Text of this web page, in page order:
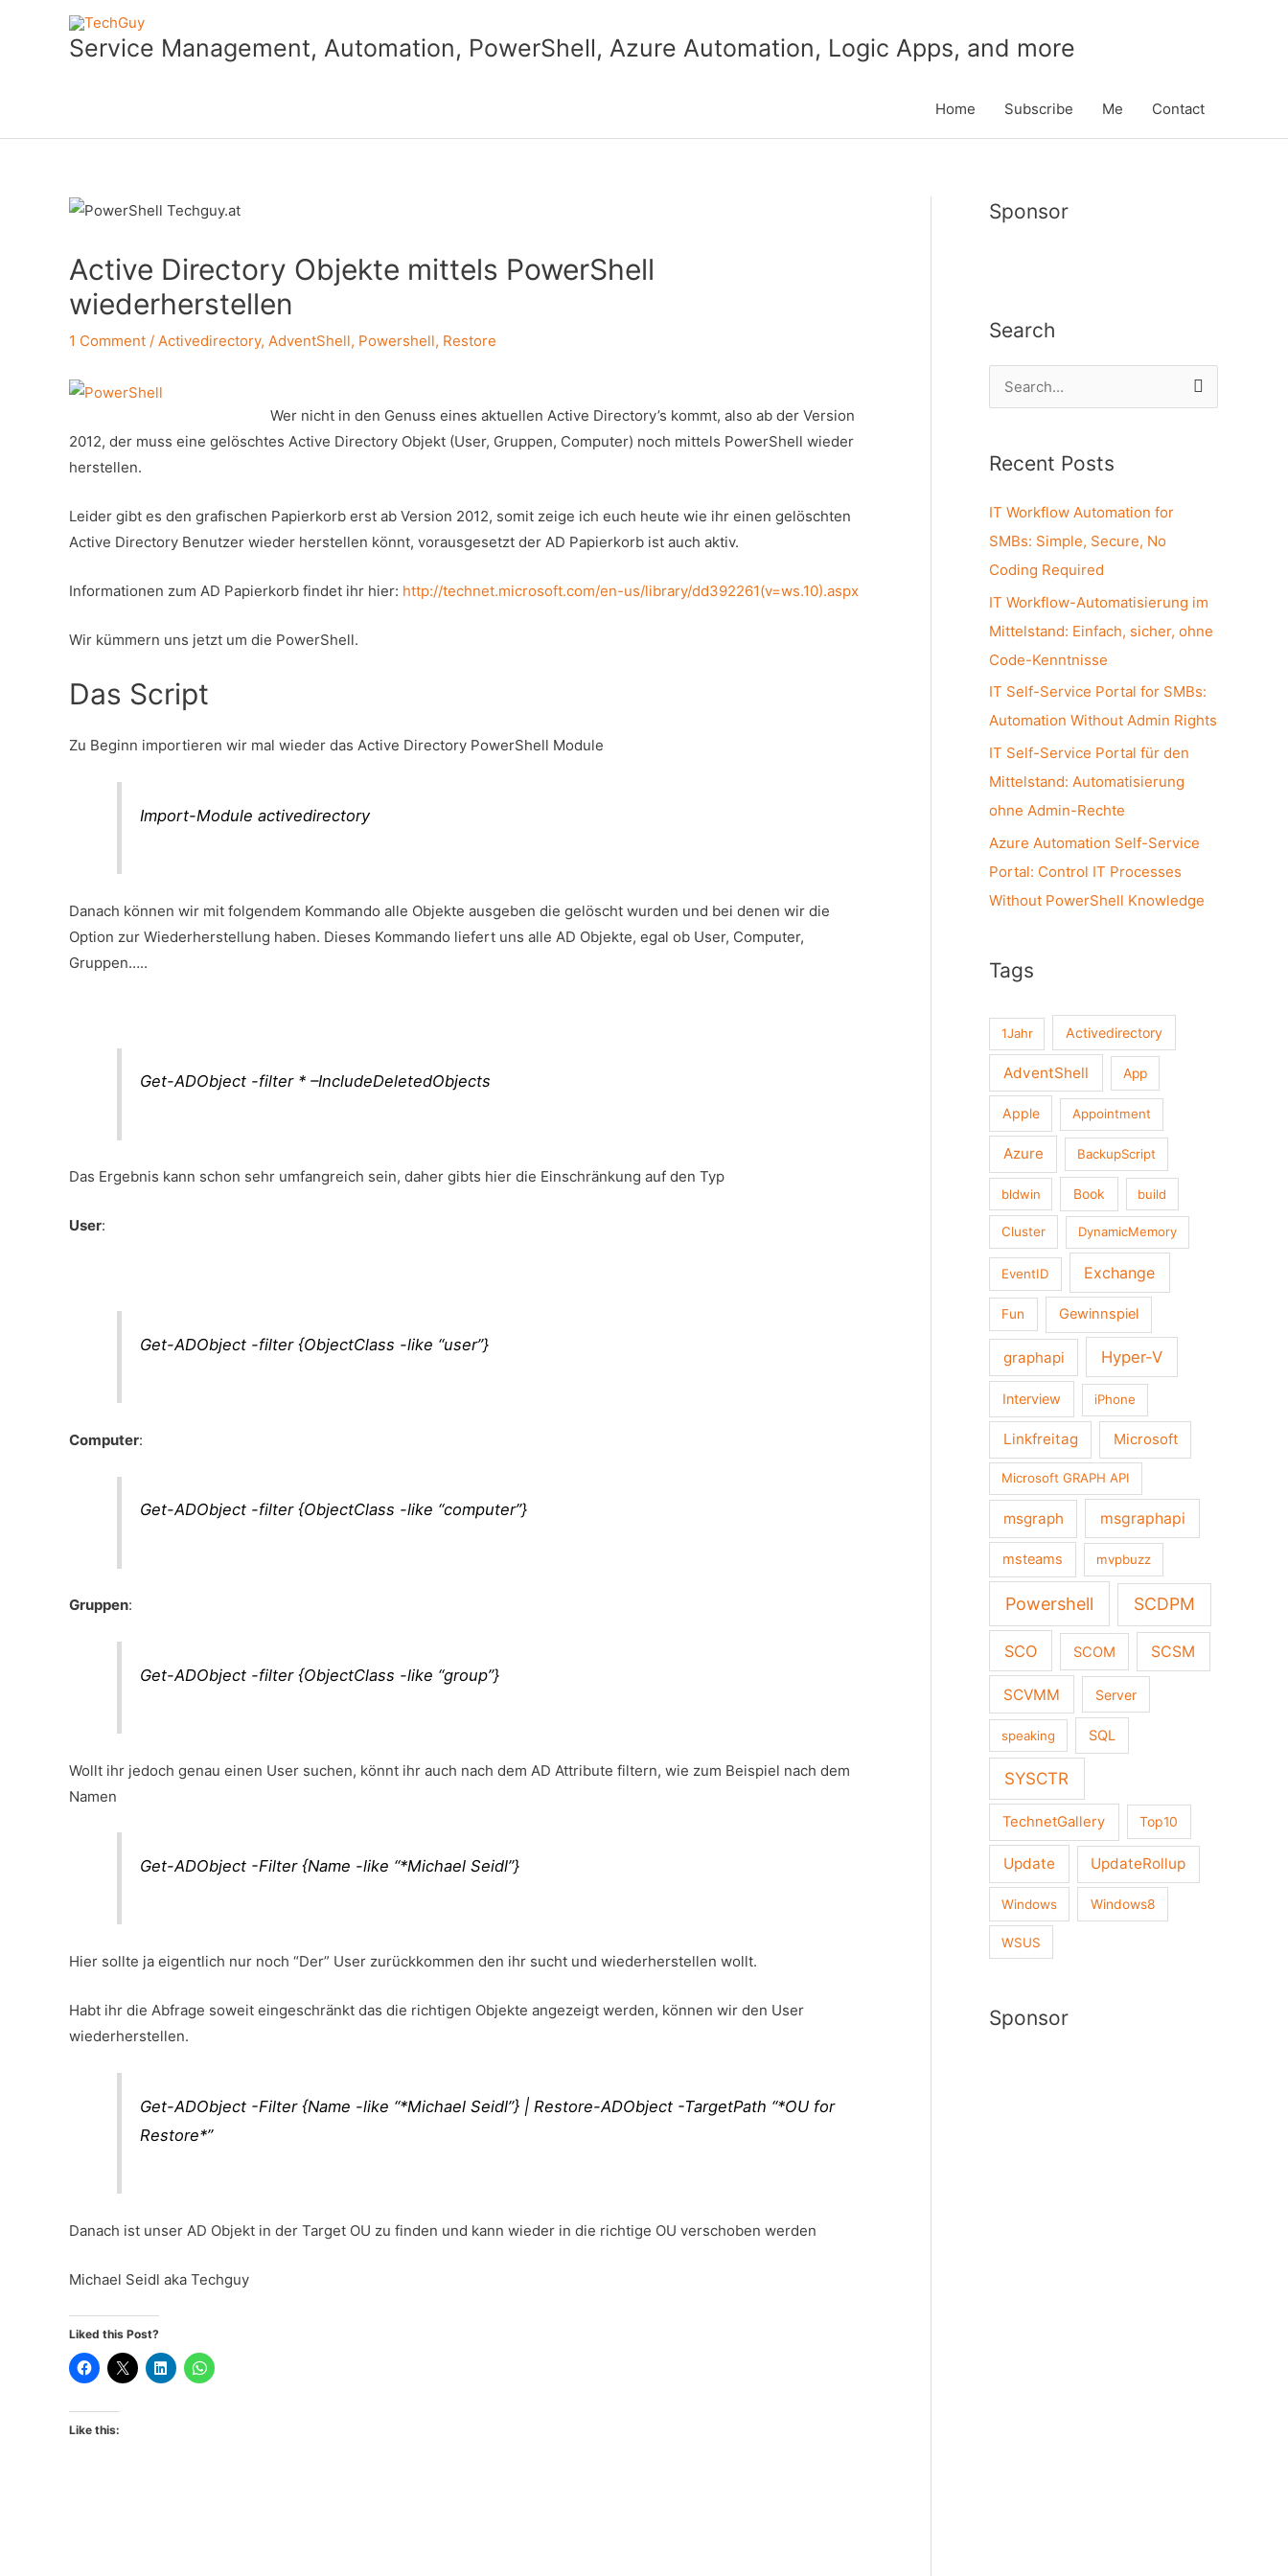
Service Management, Automation, PowerShell, Azure Automation, Logic Apps, and more
Home Subscribe Me Contact
Active Directory Objekte mittels PowerShell
wiederherstellen
1 Comment / Activedirectory, AdventShell, Powershell, Restore
Wer nicht in den Genuss eines aktuellen Active Directory’s kommt, also ab der Version
2012, der muss eine gelöschtes Active Directory Objekt (User, Gruppen, Computer) noch mittels PowerShell wieder
herstellen.
Leider gibt es den grafischen Papierkorb erst ab Version 2012, somit zeige ich euch heute wie ihr einen gelöschten
Active Directory Benutzer wieder herstellen könnt, vorausgesetzt der AD Papierkorb ist auch aktiv.
Informationen zum AD Papierkorb findet ihr hier: http://technet.microsoft.com/en-us/library/dd392261(v=ws.10).aspx
Wir kümmern uns jetzt um die PowerShell.
Das Script
Zu Beginn importieren wir mal wieder das Active Directory PowerShell Module
Import-Module activedirectory
Danach können wir mit folgendem Kommando alle Objekte ausgeben die gelöscht wurden und bei denen wir die
Option zur Wiederherstellung haben. Dieses Kommando liefert uns alle AD Objekte, egal ob User, Computer,
Gruppen…..
Get-ADObject -filter * –IncludeDeletedObjects
Das Ergebnis kann schon sehr umfangreich sein, daher gibts hier die Einschränkung auf den Typ
User:
Get-ADObject -filter {ObjectClass -like “user”}
Computer:
Get-ADObject -filter {ObjectClass -like “computer”}
Gruppen:
Get-ADObject -filter {ObjectClass -like “group”}
Wollt ihr jedoch genau einen User suchen, könnt ihr auch nach dem AD Attribute filtern, wie zum Beispiel nach dem
Namen
Get-ADObject -Filter {Name -like “*Michael Seidl”}
Hier sollte ja eigentlich nur noch “Der” User zurückkommen den ihr sucht und wiederherstellen wollt.
Habt ihr die Abfrage soweit eingeschränkt das die richtigen Objekte angezeigt werden, können wir den User
wiederherstellen.
Get-ADObject -Filter {Name -like “*Michael Seidl”} | Restore-ADObject -TargetPath “*OU for
Restore*”
Danach ist unser AD Objekt in der Target OU zu finden und kann wieder in die richtige OU verschoben werden
Michael Seidl aka Techguy
Liked this Post?
Like this:
Sponsor
Search
e
r
h
f
o
r
:
Recent Posts
IT Workflow Automation for
SMBs: Simple, Secure, No
Coding Required
IT Workflow-Automatisierung im
Mittelstand: Einfach, sicher, ohne
Code-Kenntnisse
IT Self-Service Portal for SMBs:
Automation Without Admin Rights
IT Self-Service Portal für den
Mittelstand: Automatisierung
ohne Admin-Rechte
Azure Automation Self-Service
Portal: Control IT Processes
Without PowerShell Knowledge
Tags
1Jahr Activedirectory
AdventShell App
Apple Appointment
Azure BackupScript
bldwin Book build
Cluster DynamicMemory
EventID Exchange
Fun Gewinnspiel
graphapi Hyper-V
Interview iPhone
Linkfreitag Microsoft
Microsoft GRAPH API
msgraph msgraphapi
msteams mvpbuzz
Powershell SCDPM
SCO SCOM SCSM
SCVMM Server
speaking SQL
SYSCTR
TechnetGallery Top10
Update UpdateRollup
Windows Windows8
WSUS
Sponsor